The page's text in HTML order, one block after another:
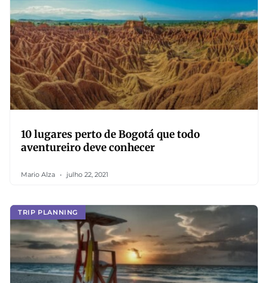
10 lugares perto de Bogotá que todo
aventureiro deve conhecer
Mario Alza julho 22, 2021
TRIP PLANNING